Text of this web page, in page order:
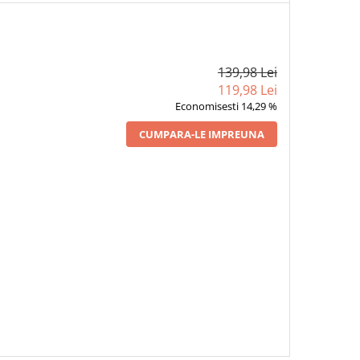
139,98 Lei
119,98 Lei
Economisesti 14,29 %
CUMPARA-LE IMPREUNA